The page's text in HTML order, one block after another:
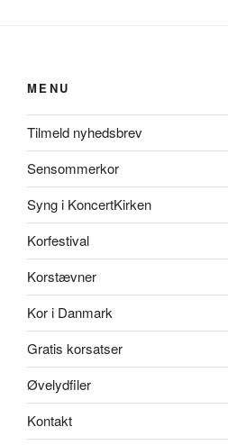
MENU
Tilmeld nyhedsbrev
Sensommerkor
Syng i KoncertKirken
Korfestival
Korstævner
Kor i Danmark
Gratis korsatser
Øvelydfiler
Kontakt